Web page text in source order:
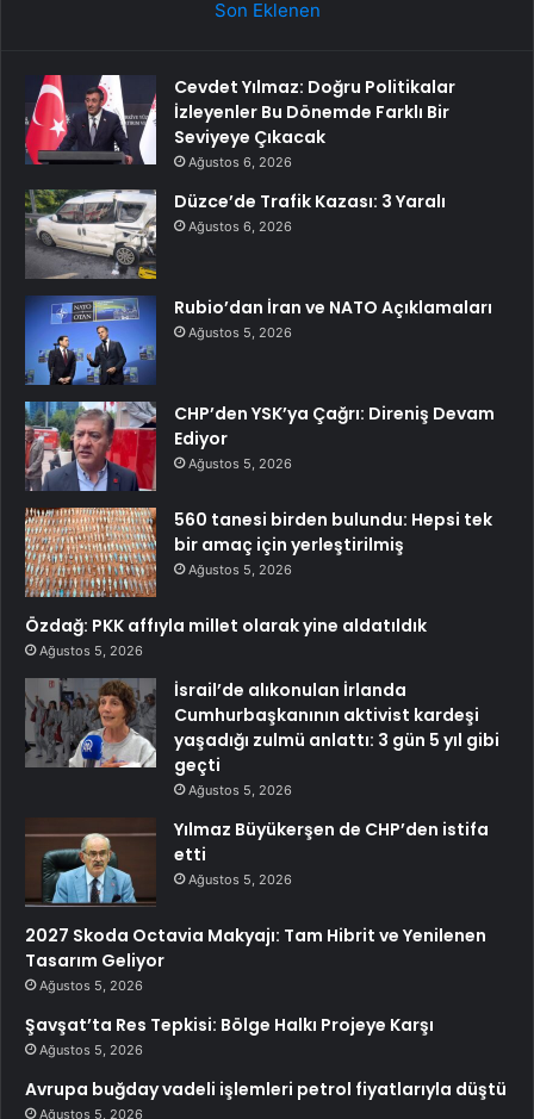
Son Eklenen
Cevdet Yılmaz: Doğru Politikalar
İzleyenler Bu Dönemde Farklı Bir
Seviyeye Çıkacak
Ağustos 6, 2026
Düzce’de Trafik Kazası: 3 Yaralı
Ağustos 6, 2026
Rubio’dan İran ve NATO Açıklamaları
Ağustos 5, 2026
CHP’den YSK’ya Çağrı: Direniş Devam
Ediyor
Ağustos 5, 2026
560 tanesi birden bulundu: Hepsi tek
bir amaç için yerleştirilmiş
Ağustos 5, 2026
Özdağ: PKK affıyla millet olarak yine aldatıldık
Ağustos 5, 2026
İsrail’de alıkonulan İrlanda
Cumhurbaşkanının aktivist kardeşi
yaşadığı zulmü anlattı: 3 gün 5 yıl gibi
geçti
Ağustos 5, 2026
Yılmaz Büyükerşen de CHP’den istifa
etti
Ağustos 5, 2026
2027 Skoda Octavia Makyajı: Tam Hibrit ve Yenilenen
Tasarım Geliyor
Ağustos 5, 2026
Şavşat’ta Res Tepkisi: Bölge Halkı Projeye Karşı
Ağustos 5, 2026
Avrupa buğday vadeli işlemleri petrol fiyatlarıyla düştü
Ağustos 5, 2026